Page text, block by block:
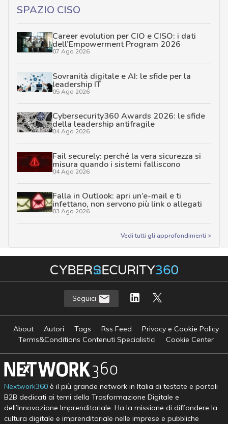
SPAZIO CISO
Career evolution per CIO e CISO: i dati
dell’Empowerment Program 2026
07 Ago 2026
Sovranità digitale e AI: le sfide per la
leadership IT
05 Ago 2026
Cybersecurity360 Awards 2026: le sfide
della leadership antifragile
04 Ago 2026
Fail securely: perché la vera sicurezza si
misura quando i sistemi falliscono
04 Ago 2026
Falla in Outlook: apri un’e-mail e ti
infettano, non servono più link o allegati
03 Ago 2026
Vedi tutti gli approfondimenti >
Seguici
About Autori Tags Rss Feed
Privacy e Cookie Policy
Terms&Conditions Contenuti Specialistici
Cookie Center
Nextwork360è il più grande network in Italia di testate e portali
B2B dedicati ai temi della Trasformazione Digitale e
dell’Innovazione Imprenditoriale. Ha la missione di diffondere la
cultura digitale e imprenditoriale nelle imprese e pubbliche